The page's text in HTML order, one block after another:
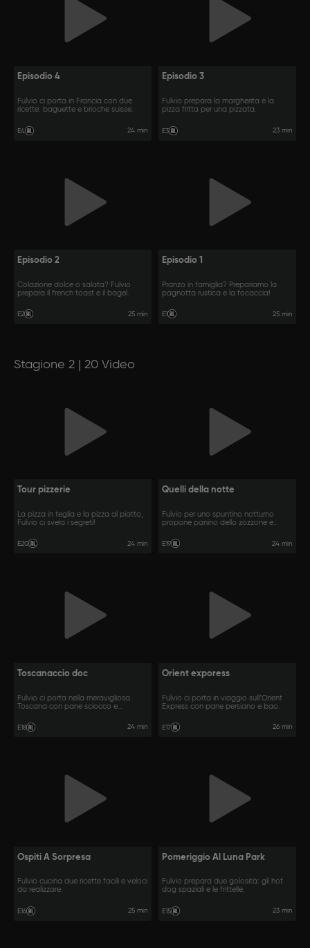
Episodio 4
Fulvio ci porta in Francia con due
ricette: baguette e brioche suisse.
E4 24 min
Episodio 3
Fulvio prepara la margherita e la
pizza fritta per una pizzata.
E3 23 min
Episodio 2
Colazione dolce o salata? Fulvio
prepara il french toast e il bagel.
E2 25 min
Episodio 1
Pranzo in famiglia? Prepariamo la
pagnotta rustica e la focaccia!
E1 25 min
Stagione 2 | 20 Video
Tour pizzerie
La pizza in teglia e la pizza al piatto,
Fulvio ci svela i segreti!
E20 24 min
Quelli della notte
Fulvio per uno spuntino notturno
propone panino dello zozzone e
E19 24 min
Toscanaccio doc
Fulvio ci porta nella meravigliosa
Toscana con pane sciocco e
E18 24 min
Orient exporess
Fulvio ci porta in viaggio sull’Orient
Express con pane persiano e bao.
E17 26 min
Ospiti A Sorpresa
Fulvio cucina due ricette facili e veloci
da realizzare.
E16 25 min
Pomeriggio Al Luna Park
Fulvio prepara due golosità: gli hot
dog spaziali e le frittelle.
E15 23 min